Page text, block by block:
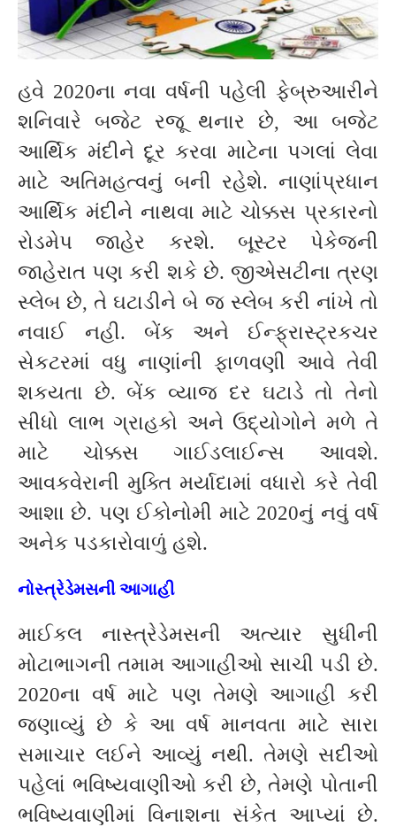
હવે 2020ના નવા વર્ષની પહેલી ફેબ્રુઆરીને
શનિવારે બજેટ રજૂ થનાર છે, આ બજેટ
આર્થિક મંદીને દૂર કરવા માટેના પગલાં લેવા
માટે અતિમહત્વનું બની રહેશે. નાણાંપ્રધાન
આર્થિક મંદીને નાથવા માટે ચોક્કસ પ્રકારનો
રોડમેપ જાહેર કરશે. બૂસ્ટર પેકેજની
જાહેરાત પણ કરી શકે છે. જીએસટીના ત્રણ
સ્લેબ છે, તે ઘટાડીને બે જ સ્લેબ કરી નાંખે તો
નવાઈ નહી. બેંક અને ઈન્ફ્રાસ્ટ્રકચર
સેકટરમાં વધુ નાણાંની ફાળવણી આવે તેવી
શકયતા છે. બેંક વ્યાજ દર ઘટાડે તો તેનો
સીધો લાભ ગ્રાહકો અને ઉદ્યોગોને મળે તે
માટે ચોક્કસ ગાઈડલાઈન્સ આવશે.
આવકવેરાની મુક્તિ મર્યાદામાં વધારો કરે તેવી
આશા છે. પણ ઈકોનોમી માટે 2020નું નવું વર્ષ
અનેક પડકારોવાળું હશે.
નોસ્ત્રેડેમસની આગાહી
માઈકલ નાસ્ત્રેડેમસની અત્યાર સુધીની
મોટાભાગની તમામ આગાહીઓ સાચી પડી છે.
2020ના વર્ષ માટે પણ તેમણે આગાહી કરી
જણાવ્યું છે કે આ વર્ષ માનવતા માટે સારા
સમાચાર લઈને આવ્યું નથી. તેમણે સદીઓ
પહેલાં ભવિષ્યવાણીઓ કરી છે, તેમણે પોતાની
ભવિષ્યવાણીમાં વિનાશના સંકેત આપ્યાં છે.